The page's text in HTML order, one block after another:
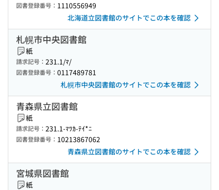
図書登録番号： 1110556949
北海道立図書館のサイトでこの本を確認
札幌市中央図書館
紙
請求記号： 231.1/ﾏ/
図書登録番号： 0117489781
札幌市中央図書館のサイトでこの本を確認
青森県立図書館
紙
請求記号： 231.1-ﾏﾂｶ-ﾃｲ*ﾆ
図書登録番号： 10213867062
青森県立図書館のサイトでこの本を確認
宮城県図書館
紙